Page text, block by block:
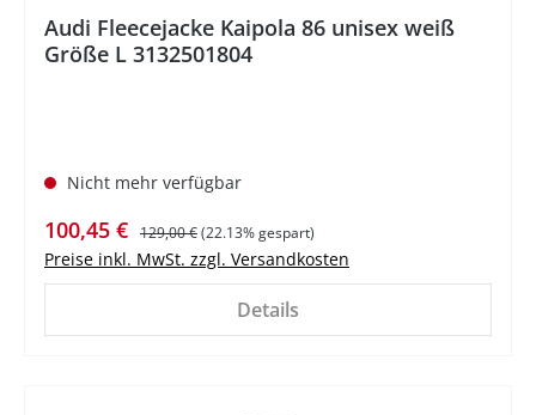
Audi Fleecejacke Kaipola 86 unisex weiß
Größe L 3132501804
Nicht mehr verfügbar
Verkaufspreis:
100,45 € Regulärer Preis:
129,00 €(22.13% gespart)
Preise inkl. MwSt. zzgl. Versandkosten
Details